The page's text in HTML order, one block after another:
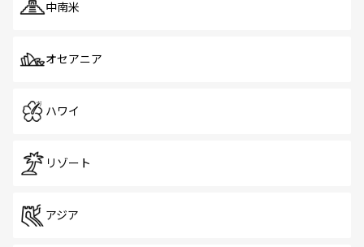
中南米
オセアニア
ハワイ
リゾート
アジア